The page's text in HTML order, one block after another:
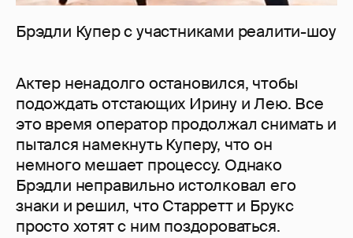
Брэдли Купер с участниками реалити-шоу
Актер ненадолго остановился, чтобы
подождать отстающих Ирину и Лею. Все
это время оператор продолжал снимать и
пытался намекнуть Куперу, что он
немного мешает процессу. Однако
Брэдли неправильно истолковал его
знаки и решил, что Старретт и Брукс
просто хотят с ним поздороваться.